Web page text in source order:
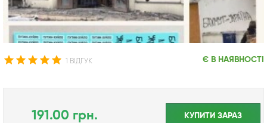
1 ВІДГУК Є В НАЯВНОСТІ
191.00 грн. КУПИТИ ЗАРАЗ